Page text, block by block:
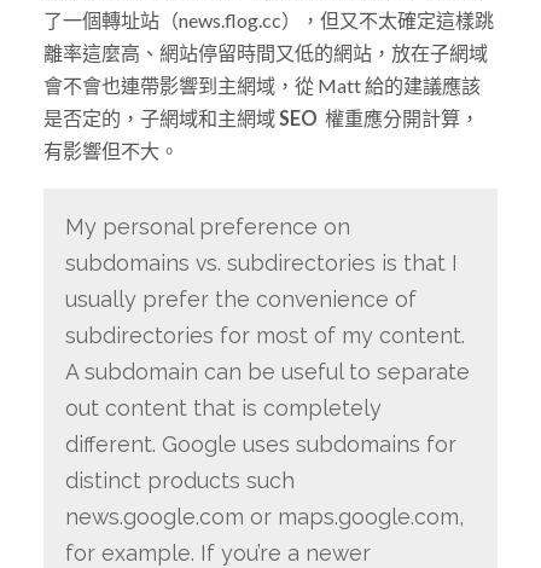
了一個轉址站（news.flog.cc），但又不太確定這樣跳
離率這麼高、網站停留時間又低的網站，放在子網域
會不會也連帶影響到主網域，從 Matt 給的建議應該
是否定的，子網域和主網域SEO 權重應分開計算，
有影響但不大。
My personal preference on
subdomains vs. subdirectories is that I
usually prefer the convenience of
subdirectories for most of my content.
A subdomain can be useful to separate
out content that is completely
different. Google uses subdomains for
distinct products such
news.google.com or maps.google.com,
for example. If you’re a newer